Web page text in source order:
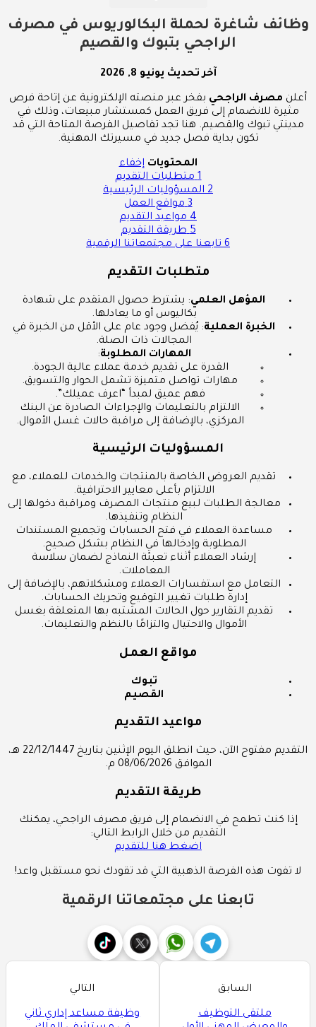
وظائف شاغرة لحملة البكالوريوس في مصرف
الراجحي بتبوك والقصيم
آخر تحديث يونيو 8, 2026
أعلن مصرف الراجحي بفخر عبر منصته الإلكترونية عن إتاحة فرص
مثيرة للانضمام إلى فريق العمل كمستشار مبيعات، وذلك في
مدينتي تبوك والقصيم. هنا تجد تفاصيل الفرصة المتاحة التي قد
تكون بداية فصل جديد في مسيرتك المهنية.
المحتويات إخفاء
1 متطلبات التقديم
2 المسؤوليات الرئيسية
3 مواقع العمل
4 مواعيد التقديم
5 طريقة التقديم
6 تابعنا على مجتمعاتنا الرقمية
متطلبات التقديم
المؤهل العلمي: يشترط حصول المتقدم على شهادة
بكاليوس أو ما يعادلها.
الخبرة العملية: يُفضل وجود عام على الأقل من الخبرة في
المجالات ذات الصلة.
المهارات المطلوبة:
القدرة على تقديم خدمة عملاء عالية الجودة.
مهارات تواصل متميزة تشمل الحوار والتسويق.
فهم عميق لمبدأ “اعرف عميلك”.
الالتزام بالتعليمات والإجراءات الصادرة عن البنك
المركزي، بالإضافة إلى مراقبة حالات غسل الأموال.
المسؤوليات الرئيسية
تقديم العروض الخاصة بالمنتجات والخدمات للعملاء، مع
الالتزام بأعلى معايير الاحترافية.
معالجة الطلبات لبيع منتجات المصرف ومراقبة دخولها إلى
النظام وتنفيذها.
مساعدة العملاء في فتح الحسابات وتجميع المستندات
المطلوبة وإدخالها في النظام بشكل صحيح.
إرشاد العملاء أثناء تعبئة النماذج لضمان سلاسة
المعاملات.
التعامل مع استفسارات العملاء ومشكلاتهم، بالإضافة إلى
إدارة طلبات تغيير التوقيع وتحريك الحسابات.
تقديم التقارير حول الحالات المشتبه بها المتعلقة بغسل
الأموال والاحتيال والتزامًا بالنظم والتعليمات.
مواقع العمل
تبوك
القصيم
مواعيد التقديم
التقديم مفتوح الآن، حيث انطلق اليوم الإثنين بتاريخ 22/12/1447 هـ،
الموافق 08/06/2026 م.
طريقة التقديم
إذا كنت تطمح في الانضمام إلى فريق مصرف الراجحي، يمكنك
التقديم من خلال الرابط التالي:
اضغط هنا للتقديم
لا تفوت هذه الفرصة الذهبية التي قد تقودك نحو مستقبل واعد!
تابعنا على مجتمعاتنا الرقمية
السابق
ملتقى التوظيف
التالي
وظيفة مساعد إداري ثاني